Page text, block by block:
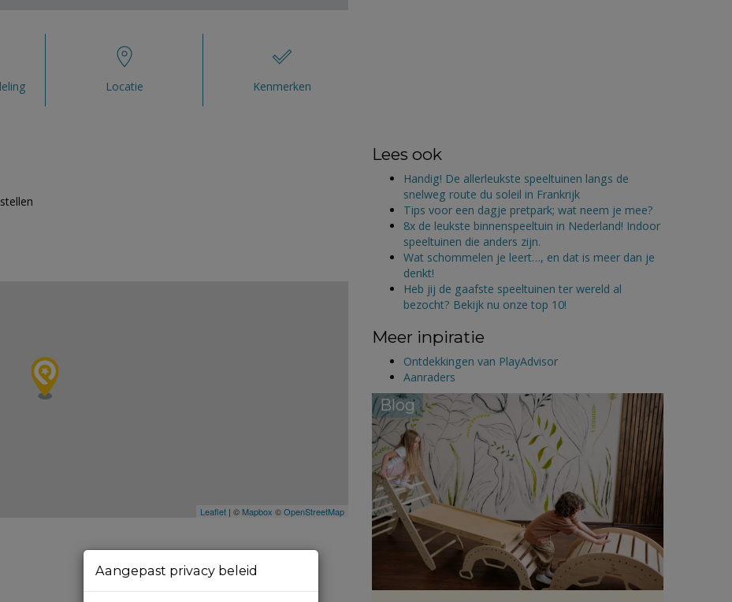
Locatie Kenmerken
Leaflet | © Mapbox ©OpenStreetMap
Lees ook
Handig! De allerleukste speeltuinen langs de
snelweg route du soleil in Frankrijk
Tips voor een dagje pretpark; wat neem je mee?
8x de leukste binnenspeeltuin in Nederland! Indoor
speeltuinen die anders zijn.
Wat schommelen je leert…, en dat is meer dan je
denkt!
Heb jij de gaafste speeltuinen ter wereld al
bezocht? Bekijk nu onze top 10!
Meer inpiratie
Ontdekkingen van PlayAdvisor
Aanraders
Blog
Aangepast privacy beleid